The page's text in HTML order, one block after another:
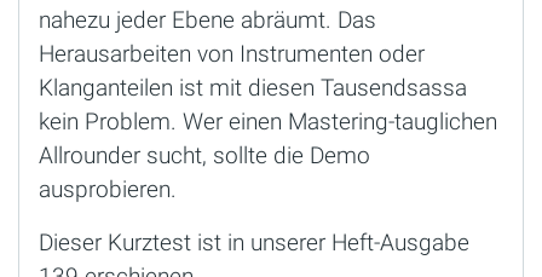
nahezu jeder Ebene abräumt. Das
Herausarbeiten von Instrumenten oder
Klanganteilen ist mit diesen Tausendsassa
kein Problem. Wer einen Mastering-tauglichen
Allrounder sucht, sollte die Demo
ausprobieren.
Dieser Kurztest ist in unserer Heft-Ausgabe